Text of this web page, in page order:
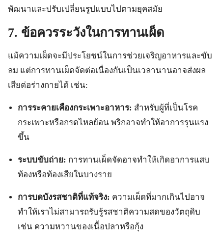
พัฒนาและปรับเปลี่ยนรูปแบบไปตามยุคสมัย
7. ข้อควรระวังในการทานเผ็ด
แม้ความเผ็ดจะมีประโยชน์ในการช่วยเจริญอาหารและขับ
ลม แต่การทานเผ็ดจัดต่อเนื่องกันเป็นเวลานานอาจส่งผล
เสียต่อร่างกายได้ เช่น:
การระคายเคืองกระเพาะอาหาร: สำหรับผู้ที่เป็นโรค
กระเพาะหรือกรดไหลย้อน พริกอาจทำให้อาการรุนแรง
ขึ้น
ระบบขับถ่าย: การทานเผ็ดจัดอาจทำให้เกิดอาการแสบ
ท้องหรือท้องเสียในบางราย
การบดบังรสชาติที่แท้จริง: ความเผ็ดที่มากเกินไปอาจ
ทำให้เราไม่สามารถรับรู้รสชาติความสดของวัตถุดิบ
เช่น ความหวานของเนื้อปลาหรือกุ้ง